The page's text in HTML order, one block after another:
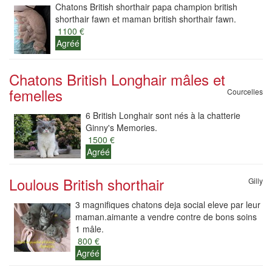
Chatons British shorthair papa champion british
shorthair fawn et maman british shorthair fawn.
1100 €
Agréé
Chatons British Longhair mâles et
femelles Courcelles
6 British Longhair sont nés à la chatterie
Ginny's Memories.
1500 €
Agréé
Loulous British shorthair Gilly
3 magnifiques chatons deja social eleve par leur
maman.aimante a vendre contre de bons soins
1 mâle.
800 €
Agréé